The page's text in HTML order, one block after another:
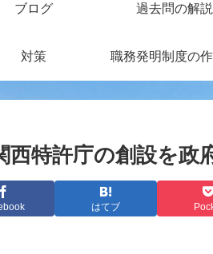
ブログ 過去問の解説
対策 職務発明制度の
西特許庁の創設を政
はてブ